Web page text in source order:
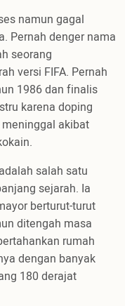
namun gagal
Pernah denger nama
seorang
versi FIFA. Pernah
1986 dan finalis
karena doping
akibat
salah satu
sejarah. Ia
berturut-turut
ditengah masa
rumah
dengan banyak
180 derajat